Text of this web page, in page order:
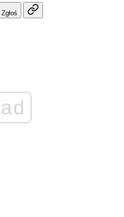
Zgłoś
ad